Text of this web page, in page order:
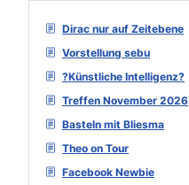
Dirac nur auf Zeitebene
Vorstellung sebu
?Künstliche Intelligenz?
Treffen November 2026
Basteln mit Bliesma
Theo on Tour
Facebook Newbie